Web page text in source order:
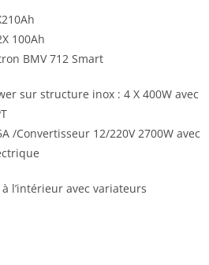
100Ah
BMV 712 Smart
sur structure inox : 4 X 400W avec
/Convertisseur 12/220V 2700W avec
l’intérieur avec variateurs